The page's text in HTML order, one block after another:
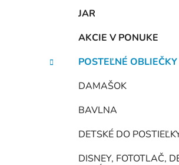
e
JAR
AKCIE V PONUKE
POSTEĽNÉ OBLIEČKY
DAMAŠOK
BAVLNA
DETSKÉ DO
DISNEY, FOTOTLAČ,